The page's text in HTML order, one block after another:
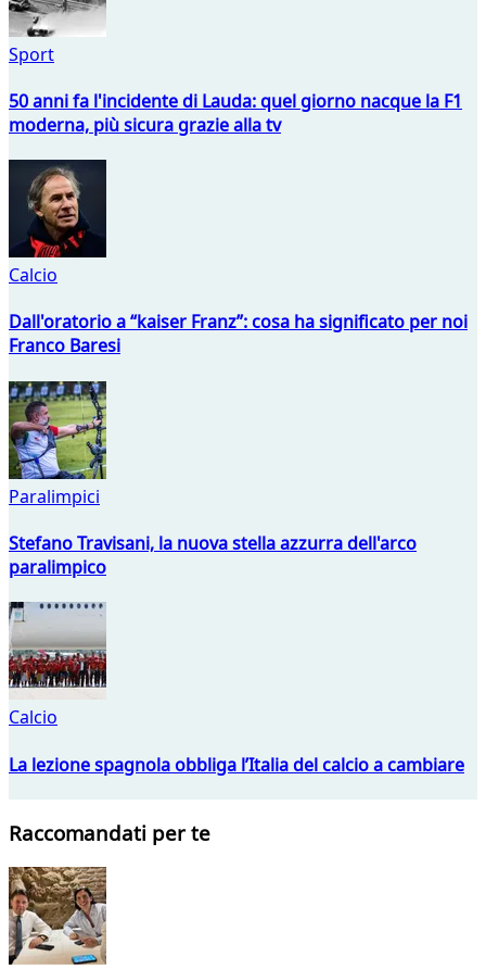
Sport
50 anni fa l'incidente di Lauda: quel giorno nacque la F1
moderna, più sicura grazie alla tv
Calcio
Dall'oratorio a “kaiser Franz”: cosa ha significato per noi
Franco Baresi
Paralimpici
Stefano Travisani, la nuova stella azzurra dell'arco
paralimpico
Calcio
La lezione spagnola obbliga l’Italia del calcio a cambiare
Raccomandati per te